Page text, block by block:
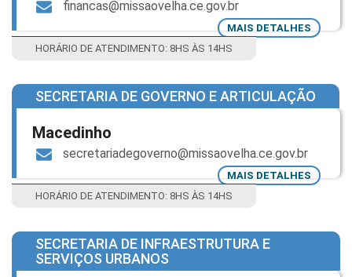
financas@missaovelha.ce.gov.br
MAIS DETALHES
HORÁRIO DE ATENDIMENTO: 8HS ÀS 14HS
SECRETARIA DE GOVERNO E ARTICULAÇÃO
Macedinho
secretariadegoverno@missaovelha.ce.gov.br
MAIS DETALHES
HORÁRIO DE ATENDIMENTO: 8HS ÀS 14HS
SECRETARIA DE INFRAESTRUTURA E
SERVIÇOS URBANOS